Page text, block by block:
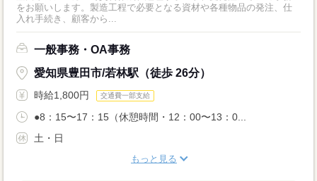
をお願いします。製造工程で必要となる資材や各種物品の発注、仕
入れ手続き、顧客から...
一般事務・OA事務
愛知県豊田市/若林駅（徒歩 26分）
時給1,800円 交通費一部支給
●8：15〜17：15（休憩時間・12：00〜13：0...
土・日
もっと見る